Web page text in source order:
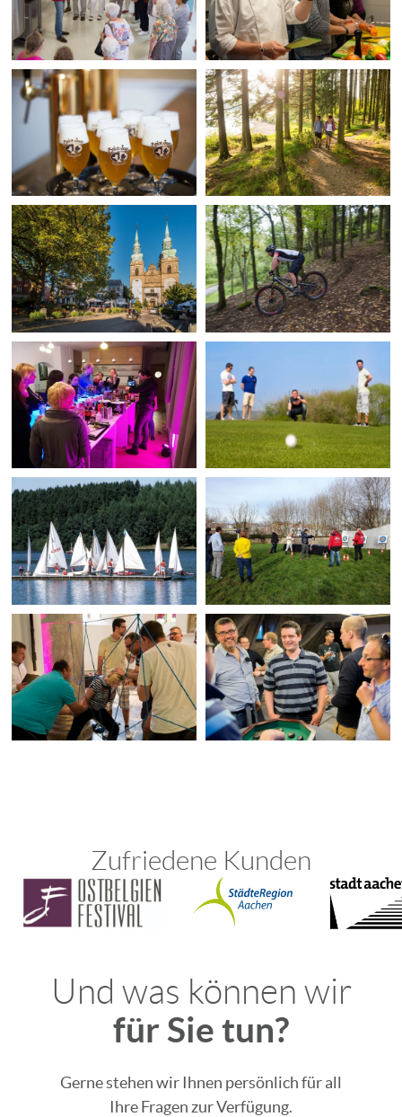
Zufriedene Kunden
Und was können wir
für Sie tun?
Gerne stehen wir Ihnen persönlich für all
Ihre Fragen zur Verfügung.